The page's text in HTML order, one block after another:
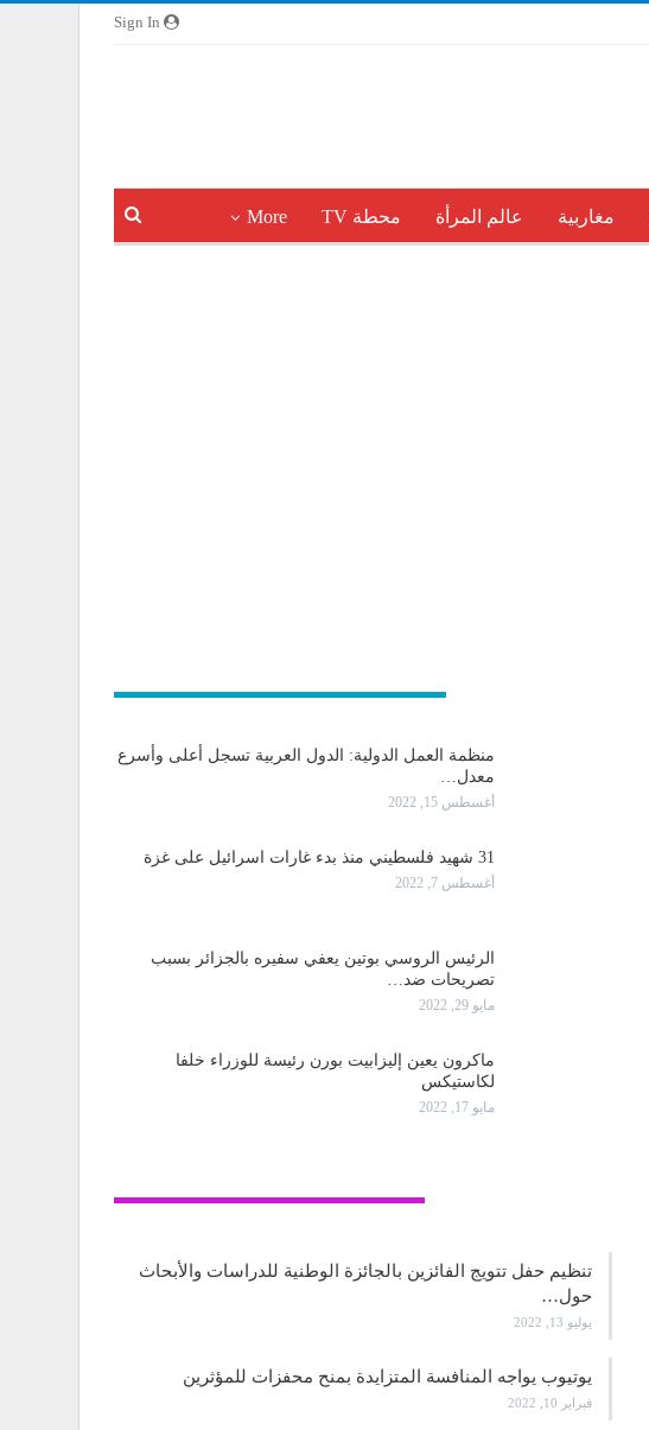
مغاربية عالم المرأة محطة TV More
منظمة العمل الدولية: الدول العربية تسجل أعلى وأسرع
معدل…
أغسطس 15, 2022
31 شهيد فلسطيني منذ بدء غارات اسرائيل على غزة
أغسطس 7, 2022
الرئيس الروسي بوتين يعفي سفيره بالجزائر بسبب
تصريحات ضد…
مايو 29, 2022
ماكرون يعين إليزابيت بورن رئيسة للوزراء خلفا
لكاستيكس
مايو 17, 2022
تنظيم حفل تتويج الفائزين بالجائزة الوطنية للدراسات والأبحاث
حول…
يوليو 13, 2022
يوتيوب يواجه المنافسة المتزايدة بمنح محفزات للمؤثرين
فبراير 10, 2022